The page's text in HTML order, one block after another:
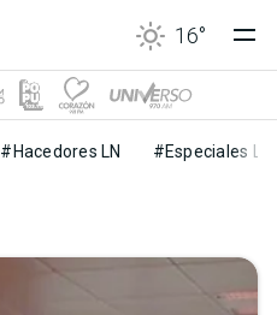
16°
#Hacedores LN #Especiales LN